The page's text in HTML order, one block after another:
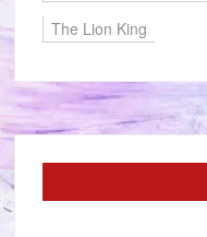
The Lion King